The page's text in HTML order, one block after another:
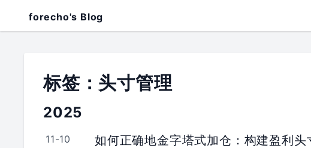
forecho's Blog
标签：头寸管理
2025
11-10 如何正确地金字塔式加仓：构建盈利头